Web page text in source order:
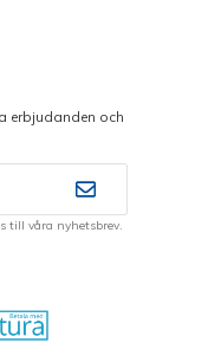
erbjudanden och
till våra nyhetsbrev.